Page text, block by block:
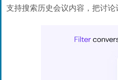
支持搜索历史会议内容，把讨论